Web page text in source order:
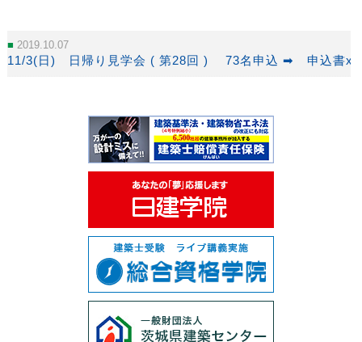
2019.10.07
11/3(日) 日帰り見学会 ( 第28回 ) 73名申込 ➡ 申込書